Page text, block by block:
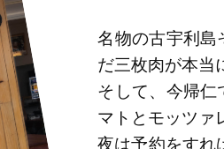
名物の古宇利島
だ三枚肉が本当
そして、今帰仁
マトとモッツァ
夜は予約をすれ